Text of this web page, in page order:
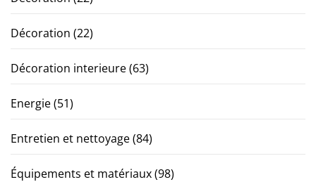
Décoration (22)
Décoration interieure(63)
Energie(51)
Entretien et nettoyage(84)
Équipements et matériaux(98)